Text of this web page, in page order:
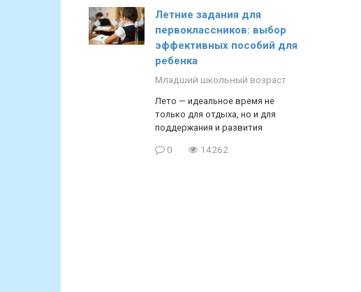
Летние задания для
первоклассников: выбор
эффективных пособий для
ребенка
Младший школьный возраст
Лето — идеальное время не
только для отдыха, но и для
поддержания и развития
0 14262